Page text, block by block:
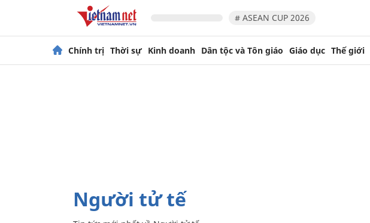
# ASEAN CUP 2026
Chính trị Thời sự Kinh doanh Dân tộc và Tôn giáo Giáo dục Thế giới
Người tử tế